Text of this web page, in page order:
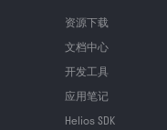
资源下载
文档中心
开发工具
应用笔记
Helios SDK